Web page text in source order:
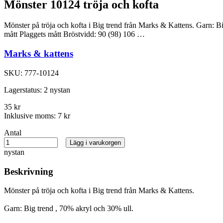
Mönster 10124 tröja och kofta
Mönster på tröja och kofta i Big trend från Marks & Kattens.
mått Plaggets mått Bröstvidd: 90 (98) 106 …
Marks & kattens
SKU: 777-10124
Lagerstatus: 2 nystan
35 kr
Inklusive moms: 7 kr
Antal
nystan
Lägg i varukorgen
Beskrivning
Mönster på tröja och kofta i Big trend från Marks & Kattens.
Garn: Big trend , 70% akryl och 30% ull.